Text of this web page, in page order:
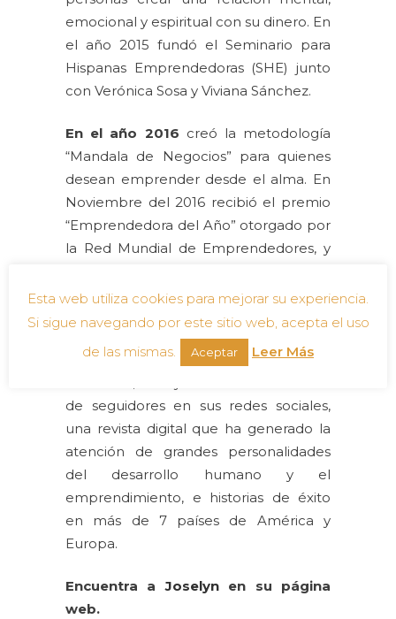
emocional y espiritual con su dinero. En
el año 2015 fundó el Seminario para
Hispanas Emprendedoras (SHE) junto
con Verónica Sosa y Viviana Sánchez.
En el año 2016 creó la metodología
“Mandala de Negocios” para quienes
desean emprender desde el alma. En
Noviembre del 2016 recibió el premio
“Emprendedora del Año” otorgado por
la Red Mundial de Emprendedores, y
Europa al reconocido autor y
conferencista Ismael Cala en la
segunda edición de SHE.
de seguidores en sus redes sociales,
una revista digital que ha generado la
atención de grandes personalidades
del desarrollo humano y el
emprendimiento, e historias de éxito
en más de 7 países de América y
Europa.
Encuentra aJoselynen su página
web.
Esta web utiliza cookies para mejorar su experiencia.
Si sigue navegando por este sitio web, acepta el uso
de las mismas.
Aceptar Leer Más